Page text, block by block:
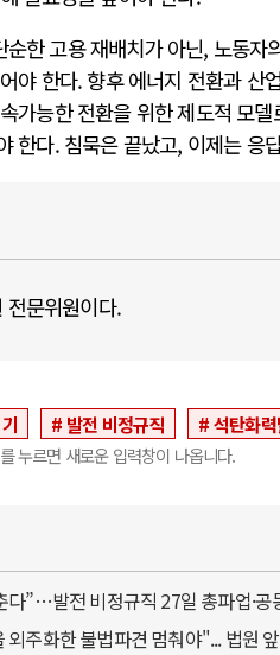
한 고용 재배치가 아닌, 노동
야 한다. 향후 에너지 전환과 산
가능한 전환을 위한 제도적 모
한다. 침묵은 끝났고, 이제는 응
전문위원이다.
발전 비정규직 석탄화
누르면 새로운 입력창이 나옵니다.
다”…발전 비정규직 27일 총파업·공
주화한 불법파견 멈춰야"... 법원